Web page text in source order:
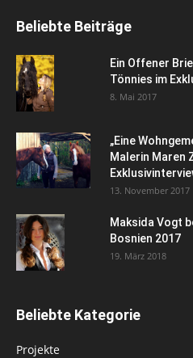
Beliebte Beiträge
Ein Offener
Tönnies im
8. Mai 2017
„Eine
Malerin Maren
13. November 2017
Maksida Vogt
Bosnien 2017
19. März 2018
Beliebte Kategorie
Projekte